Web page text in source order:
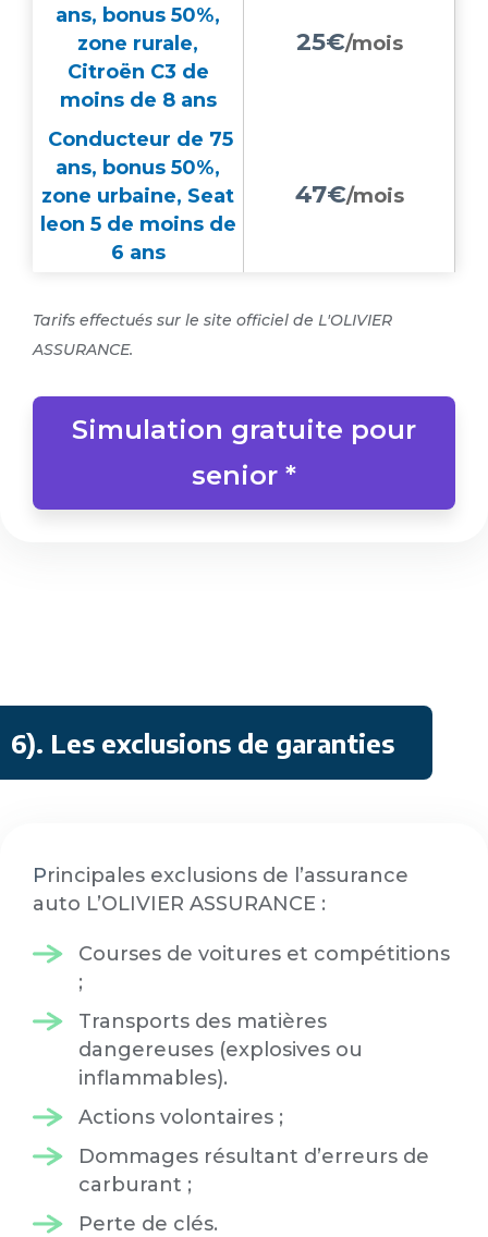
ans, bonus 50%,
zone rurale,
Citroën C3 de
moins de 8 ans
25€/mois
Conducteur de 75
ans, bonus 50%,
zone urbaine, Seat
leon 5 de moins de
6 ans
47€/mois
Tarifs effectués sur le site officiel de L'OLIVIER
ASSURANCE.
Simulation gratuite pour
senior *
6). Les exclusions de garanties
Principales exclusions de l’assurance
auto L’OLIVIER ASSURANCE :
Courses de voitures et compétitions
;
Transports des matières
dangereuses (explosives ou
inflammables).
Actions volontaires ;
Dommages résultant d’erreurs de
carburant ;
Perte de clés.